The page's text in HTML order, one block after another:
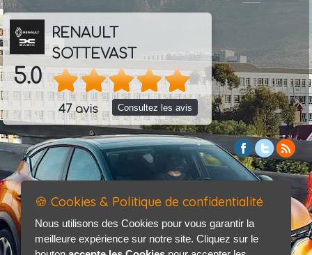
5.0
RENAULT
SOTTEVAST
47 avis Consultez les avis
🍪 Cookies & Politique de confidentialité
Nous utilisons des Cookies pour vous garantir la
meilleure expérience sur notre site. Cliquez sur le